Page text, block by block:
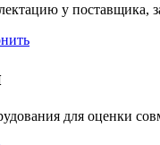
у поставщика,
для оценки